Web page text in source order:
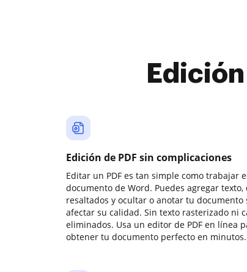
Edición de PDF sin complicaciones
Editar un PDF es tan simple como trabajar
documento de Word. Puedes agregar texto,
resaltados y ocultar o anotar tu documento
afectar su calidad. Sin texto rasterizado ni
eliminados. Usa un editor de PDF en línea
obtener tu documento perfecto en minutos.